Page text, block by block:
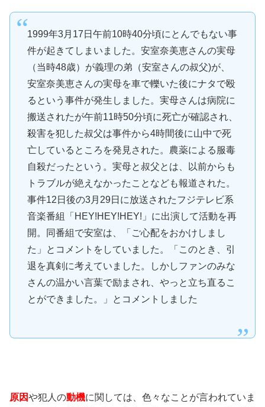
1999年3月17日午前10時40分頃にとんでもない事
件が起きてしまいました。安室奈美恵さんの実母
（当時48歳）が義理の弟（安室さんの叔父)が、
安室奈美恵さんの実母を車で轢いた後にナタで殴
るという事件が発生しました。実母さんは病院に
搬送されたが午前11時50分頃に死亡が確認され、
殺害を犯した叔父は事件から4時間後に山中で死
亡しているところを発見された。農薬による服毒
自殺だったという。実母と叔父とは、以前からも
トラブルが絶えなかったことなども報道された。
事件12日後の3月29日に放送されたフジテレビ系
音楽番組「HEY!HEY!HEY!」に出演して活動を再
開。同番組で安室は、「ご心配をおかけしまし
た」とコメントをしていました。「このとき、引
退を真剣に考えていました。しかしファンのみな
さんの温かい言葉で励まされ、やっと立ち直るこ
とができました。」とコメントしました
原因や犯人の動機に関しては、色々なことが言われていま